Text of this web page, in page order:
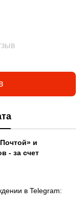
и
- за счет
в Telegram: